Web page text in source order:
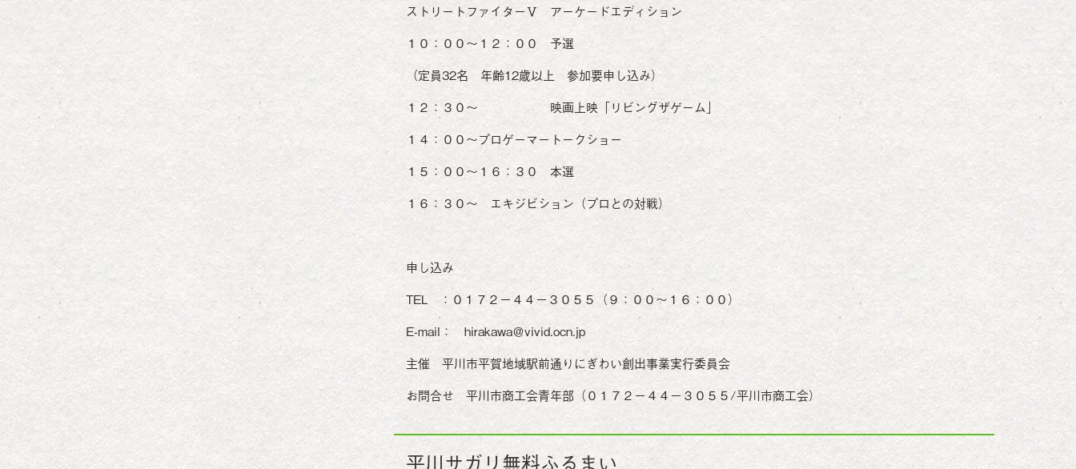
ストリートファイターⅤ アーケードエディション
１０：００～１２：００ 予選
（定員32名 年齢12歳以上 参加要申し込み）
１２：３０～ 映画上映「リビングザゲーム」
１４：００～プロゲーマートークショー
１５：００～１６：３０ 本選
１６：３０～ エキジビション（プロとの対戦）
申し込み
TEL ：０１７２－４４－３０５５（９：００～１６：００）
E-mail： hirakawa＠vivid.ocn.jp
主催 平川市平賀地域駅前通りにぎわい創出事業実行委員会
お問合せ 平川市商工会青年部（０１７２－４４－３０５５/平川市商工会）
平川サガリ無料ふるまい